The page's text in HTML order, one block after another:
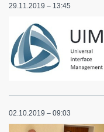
29.11.2019 – 13:45
02.10.2019 – 09:03